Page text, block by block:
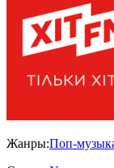
Жанры:Поп-